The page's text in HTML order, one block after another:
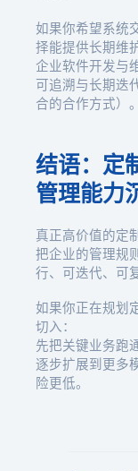
如果你希望系统
择能提供长期维
企业软件开发与
可追溯与长期迭
合的合作方式）。
结语：定
管理能力
真正高价值的定
把企业的管理规
行、可迭代、可
如果你正在规划
切入：
先把关键业务跑
逐步扩展到更多
险更低。